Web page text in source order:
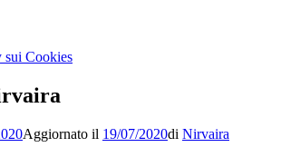
sui Cookies
Aggiornato il 19/07/2020di Nirvaira